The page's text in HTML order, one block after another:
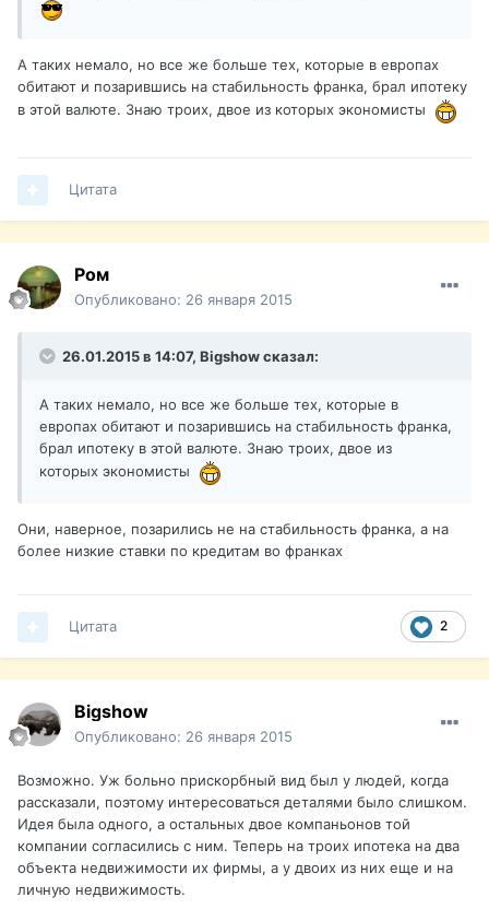
А таких немало, но все же больше тех, которые в европах
обитают и позарившись на стабильность франка, брал ипотеку
в этой валюте. Знаю троих, двое из которых экономисты
Цитата
Ром
Опубликовано: 26 января 2015
26.01.2015 в 14:07, Bigshow сказал:
А таких немало, но все же больше тех, которые в
европах обитают и позарившись на стабильность франка,
брал ипотеку в этой валюте. Знаю троих, двое из
которых экономисты
Они, наверное, позарились не на стабильность франка, а на
более низкие ставки по кредитам во франках
2
Цитата
Bigshow
Опубликовано: 26 января 2015
Возможно. Уж больно прискорбный вид был у людей, когда
рассказали, поэтому интересоваться деталями было слишком.
Идея была одного, а остальных двое компаньонов той
компании согласились с ним. Теперь на троих ипотека на два
объекта недвижимости их фирмы, а у двоих из них еще и на
личную недвижимость.